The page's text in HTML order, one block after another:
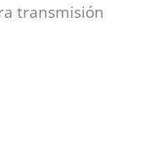
transmisión